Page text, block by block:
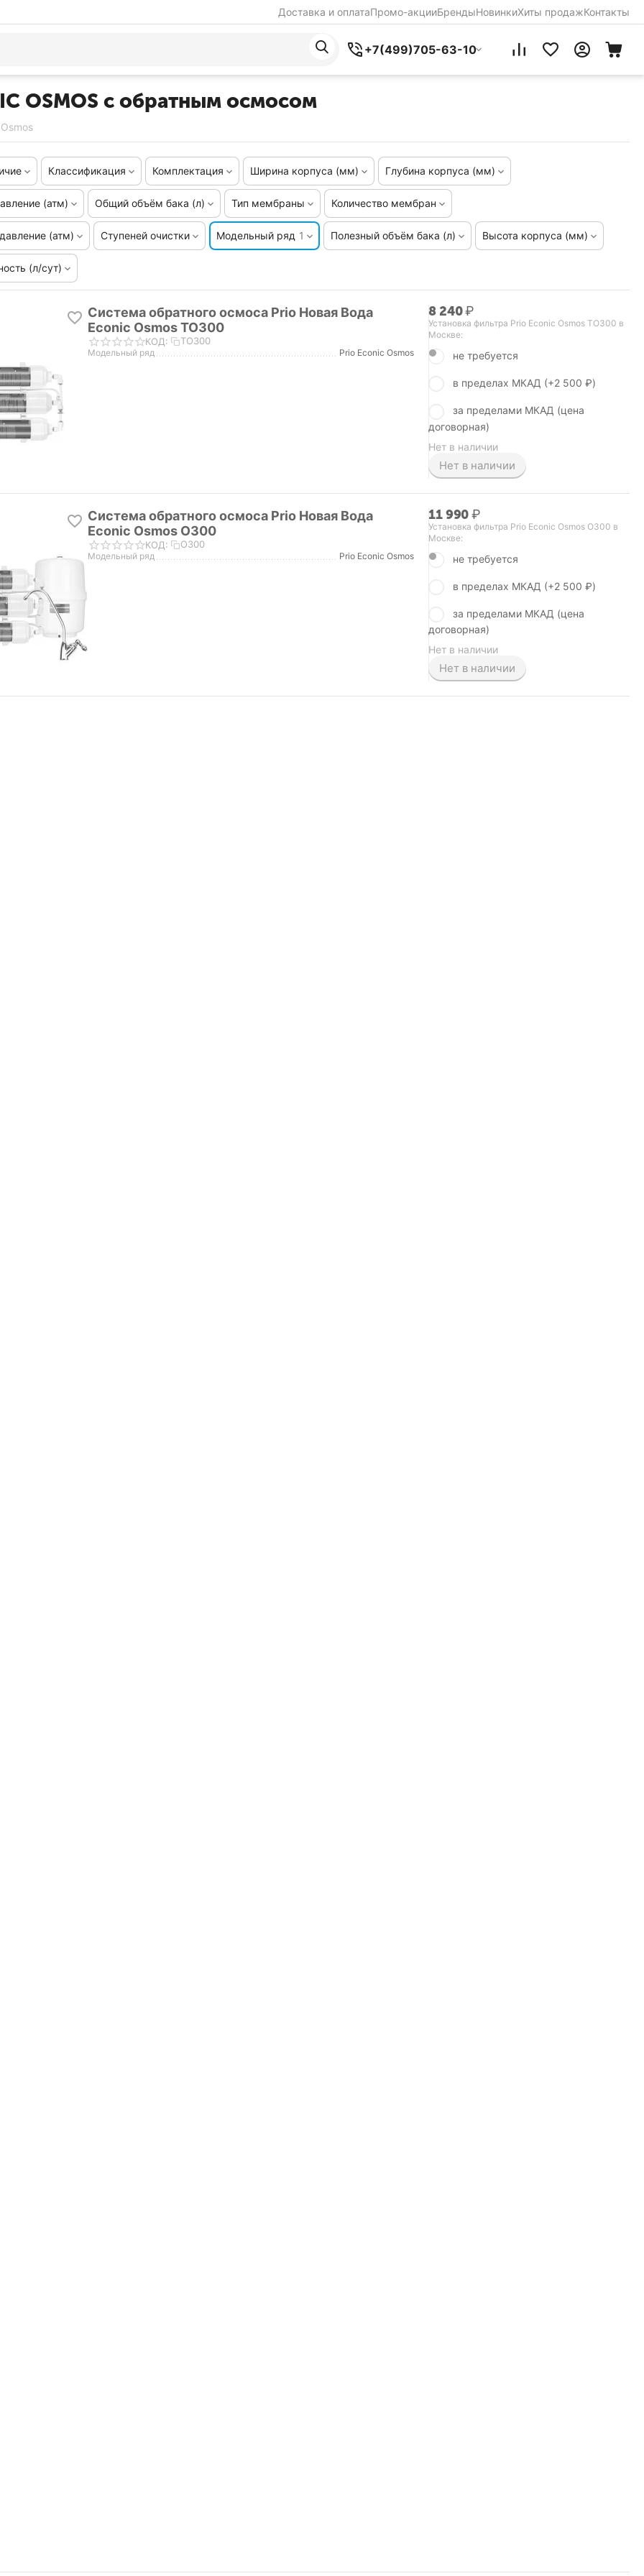
Доставка и оплатаПромо-акцииБрендыНовинкиХиты продажКонтакты
+7(499)705-63-10
OSMOS с обратным осмосом
Классификация Комплектация Ширина корпуса (мм) Глубина корпуса (мм)
(атм) Общий объём бака (л) Тип мембраны Количество мембран
(атм) Ступеней очистки Модельный ряд 1 Полезный объём бака (л) Высота корпуса (мм)
(л/сут)
Система обратного осмоса Prio Новая Вода
Econic Osmos TO300
КОД: TO300
Модельный ряд Prio Econic Osmos
8 240₽
Установка фильтра Prio Econic Osmos TO300 в
Москве:
не требуется
в пределах МКАД (+2 500 ₽)
за пределами МКАД (цена
договорная)
Нет в наличии
Нет в наличии
Система обратного осмоса Prio Новая Вода
Econic Osmos O300
КОД: O300
Модельный ряд Prio Econic Osmos
11 990₽
Установка фильтра Prio Econic Osmos O300 в
Москве:
не требуется
в пределах МКАД (+2 500 ₽)
за пределами МКАД (цена
договорная)
Нет в наличии
Нет в наличии